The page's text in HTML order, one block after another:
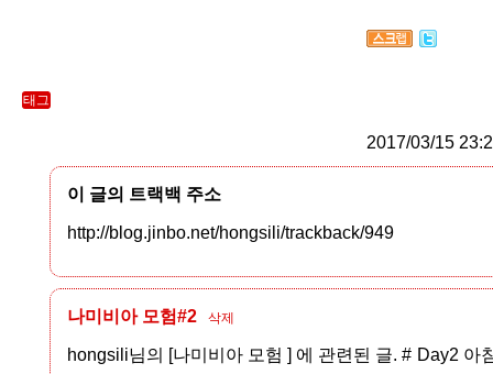
태그
2017/03/15
이 글의 트랙백 주소
http://blog.jinbo.net/hongsili/trackback/949
나미비아 모험#2 삭제
hongsili님의 [나미비아 모험 ] 에 관련된 글. # Day2 아